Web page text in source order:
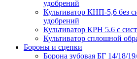
удобрений
Культиватор КНП-5,6 без
удобрений
Культиватор КРН 5.6 с
Культиватор сплошной
Бороны и сцепки
Борона зубовая БГ 14/18/